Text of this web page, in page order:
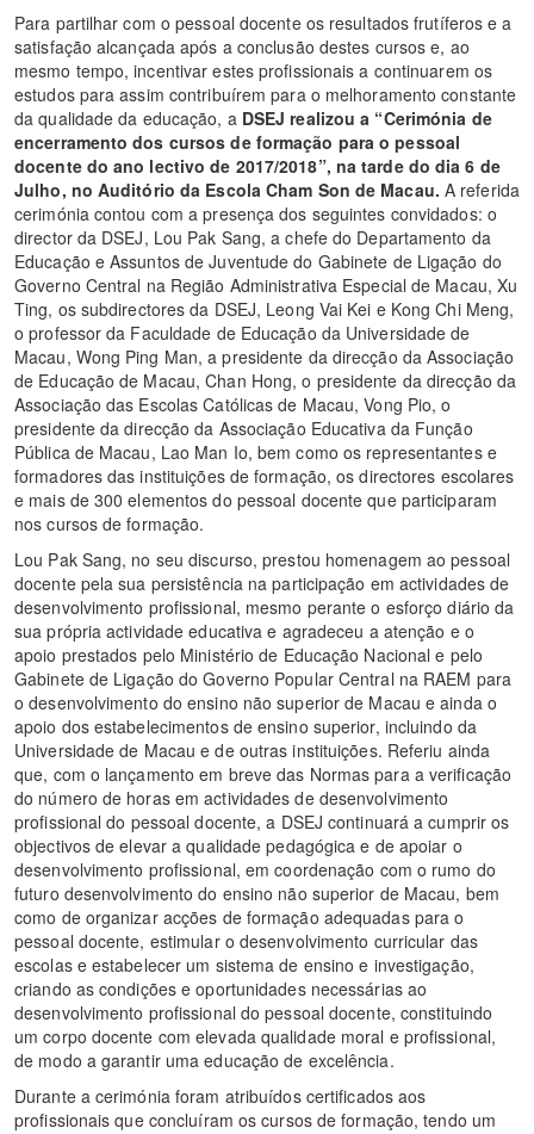
Para partilhar com o pessoal docente os resultados frutíferos e a
satisfação alcançada após a conclusão destes cursos e, ao
mesmo tempo, incentivar estes profissionais a continuarem os
estudos para assim contribuírem para o melhoramento constante
da qualidade da educação, a DSEJ realizou a “Cerimónia de
encerramento dos cursos de formação para o pessoal
docente do ano lectivo de 2017/2018”, na tarde do dia 6 de
Julho, no Auditório da Escola Cham Son de Macau. A referida
cerimónia contou com a presença dos seguintes convidados: o
director da DSEJ, Lou Pak Sang, a chefe do Departamento da
Educação e Assuntos de Juventude do Gabinete de Ligação do
Governo Central na Região Administrativa Especial de Macau, Xu
Ting, os subdirectores da DSEJ, Leong Vai Kei e Kong Chi Meng,
o professor da Faculdade de Educação da Universidade de
Macau, Wong Ping Man, a presidente da direcção da Associação
de Educação de Macau, Chan Hong, o presidente da direcção da
Associação das Escolas Católicas de Macau, Vong Pio, o
presidente da direcção da Associação Educativa da Função
Pública de Macau, Lao Man Io, bem como os representantes e
formadores das instituições de formação, os directores escolares
e mais de 300 elementos do pessoal docente que participaram
nos cursos de formação.
Lou Pak Sang, no seu discurso, prestou homenagem ao pessoal
docente pela sua persistência na participação em actividades de
desenvolvimento profissional, mesmo perante o esforço diário da
sua própria actividade educativa e agradeceu a atenção e o
apoio prestados pelo Ministério de Educação Nacional e pelo
Gabinete de Ligação do Governo Popular Central na RAEM para
o desenvolvimento do ensino não superior de Macau e ainda o
apoio dos estabelecimentos de ensino superior, incluindo da
Universidade de Macau e de outras instituições. Referiu ainda
que, com o lançamento em breve das Normas para a verificação
do número de horas em actividades de desenvolvimento
profissional do pessoal docente, a DSEJ continuará a cumprir os
objectivos de elevar a qualidade pedagógica e de apoiar o
desenvolvimento profissional, em coordenação com o rumo do
futuro desenvolvimento do ensino não superior de Macau, bem
como de organizar acções de formação adequadas para o
pessoal docente, estimular o desenvolvimento curricular das
escolas e estabelecer um sistema de ensino e investigação,
criando as condições e oportunidades necessárias ao
desenvolvimento profissional do pessoal docente, constituindo
um corpo docente com elevada qualidade moral e profissional,
de modo a garantir uma educação de excelência.
Durante a cerimónia foram atribuídos certificados aos
profissionais que concluíram os cursos de formação, tendo um